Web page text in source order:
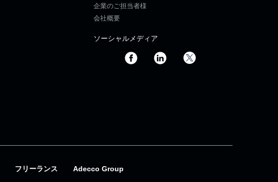
企業のご担当者様
会社概要
ソーシャルメディア
フリーランス Adecco Group